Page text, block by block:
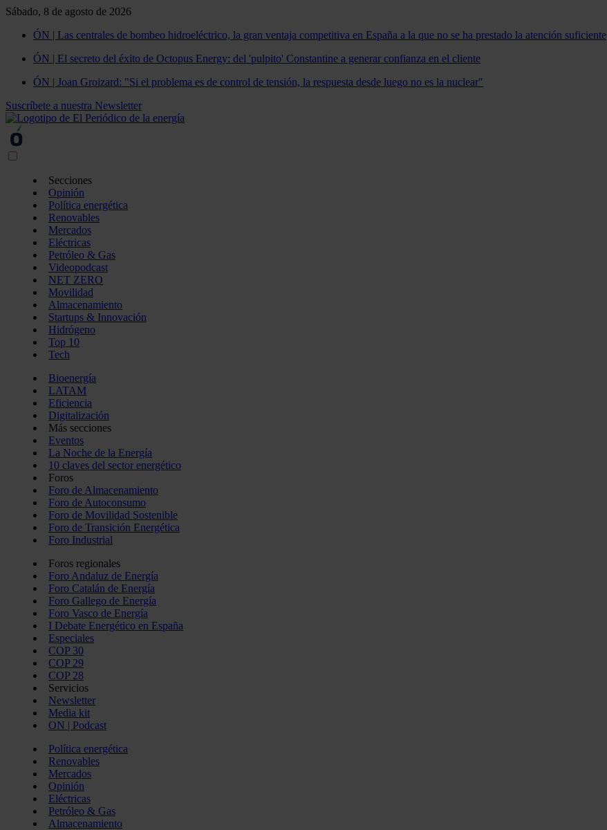
Sábado, 8 de agosto de 2026
ÓN | Las centrales de bombeo hidroeléctrico, la gran ventaja competitiva en España a la que no se ha prestado la atención suficiente
ÓN | El secreto del éxito de Octopus Energy: del 'pulpito' Constantine a generar confianza en el cliente
ÓN | Joan Groizard: "Si el problema es de control de tensión, la respuesta desde luego no es la nuclear"
Suscríbete a nuestra Newsletter
Secciones
Opinión
Política energética
Renovables
Mercados
Eléctricas
Petróleo & Gas
Videopodcast
NET ZERO
Movilidad
Almacenamiento
Startups & Innovación
Hidrógeno
Top 10
Tech
Bioenergía
LATAM
Eficiencia
Digitalización
Más secciones
Eventos
La Noche de la Energía
10 claves del sector energético
Foros
Foro de Almacenamiento
Foro de Autoconsumo
Foro de Movilidad Sostenible
Foro de Transición Energética
Foro Industrial
Foros regionales
Foro Andaluz de Energía
Foro Catalán de Energía
Foro Gallego de Energía
Foro Vasco de Energía
I Debate Energético en España
Especiales
COP 30
COP 29
COP 28
Servicios
Newsletter
Media kit
ON | Podcast
Política energética
Renovables
Mercados
Opinión
Eléctricas
Petróleo & Gas
Almacenamiento